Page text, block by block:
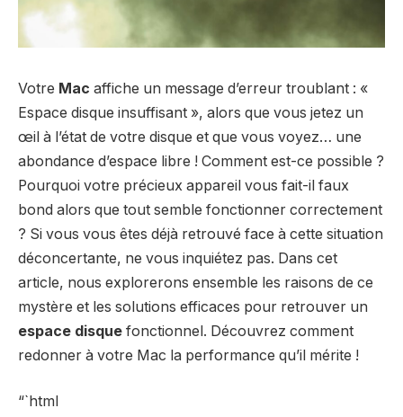
Votre Mac affiche un message d’erreur troublant : «
Espace disque insuffisant », alors que vous jetez un
œil à l’état de votre disque et que vous voyez… une
abondance d’espace libre ! Comment est-ce possible ?
Pourquoi votre précieux appareil vous fait-il faux
bond alors que tout semble fonctionner correctement
? Si vous vous êtes déjà retrouvé face à cette situation
déconcertante, ne vous inquiétez pas. Dans cet
article, nous explorerons ensemble les raisons de ce
mystère et les solutions efficaces pour retrouver un
espace disque fonctionnel. Découvrez comment
redonner à votre Mac la performance qu’il mérite !
“`html